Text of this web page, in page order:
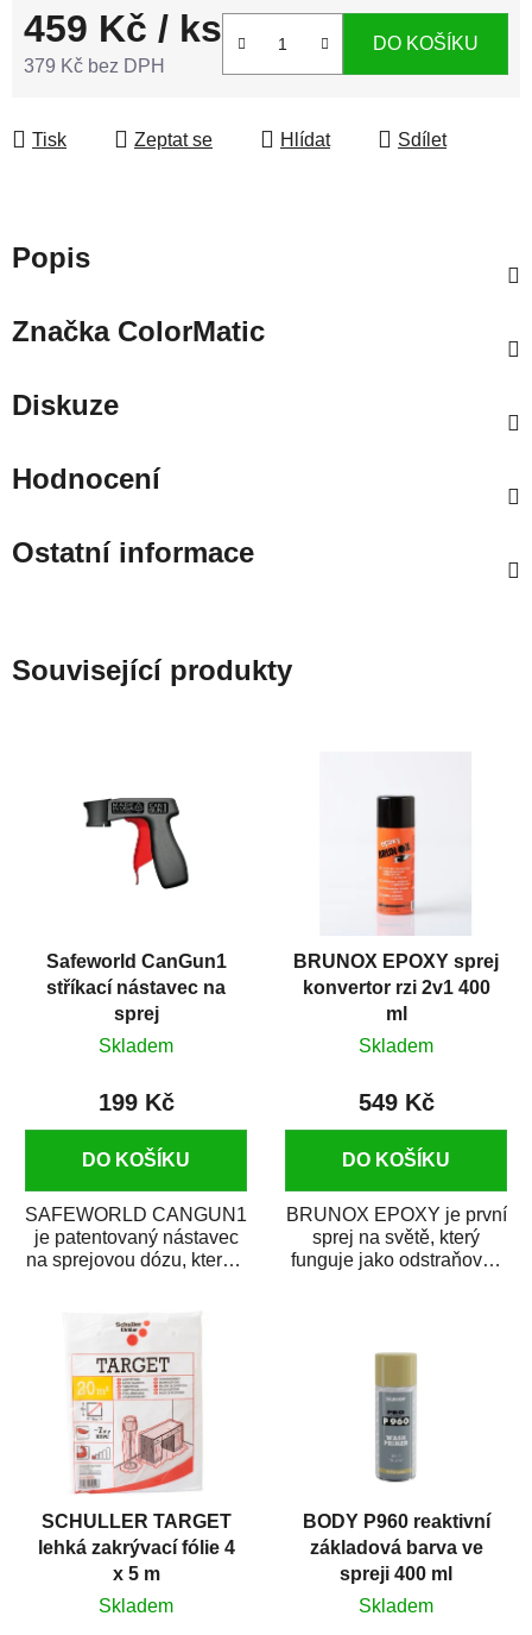
459 Kč / ks
379 Kč bez DPH
DO KOŠÍKU
Tisk Zeptat se Hlídat Sdílet
Popis
ZnačkaColorMatic
Diskuze
Hodnocení
Ostatní informace
Související produkty
Safeworld CanGun1
stříkací nástavec na
sprej
Skladem
199 Kč
DO KOŠÍKU
SAFEWORLD CANGUN1
je patentovaný nástavec
na sprejovou dózu, který ji
BRUNOX EPOXY sprej
konvertor rzi 2v1 400
ml
Skladem
549 Kč
DO KOŠÍKU
BRUNOX EPOXY je první
sprej na světě, který
funguje jako odstraňovač
SCHULLER TARGET
lehká zakrývací fólie 4
x 5 m
Skladem
BODY P960 reaktivní
základová barva ve
spreji 400 ml
Skladem